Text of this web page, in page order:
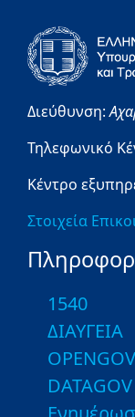
Διεύθυνση:
Τηλεφωνικό
Κέντρο
Στοιχεία
1540
ΔΙΑΥΓΕΙΑ
OPENGOV
DATAGOV